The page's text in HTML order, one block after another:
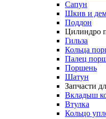
Сапун
Шкив и
Поддон
Цилиндро
Гильза
Кольца
Палец
Поршень
Шатун
Запчасти
Вкладыш
Втулка
Кольцо